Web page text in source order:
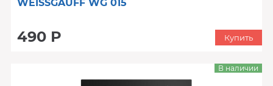
WEISSGAUFF WG 015
490 Р Купить
В наличии